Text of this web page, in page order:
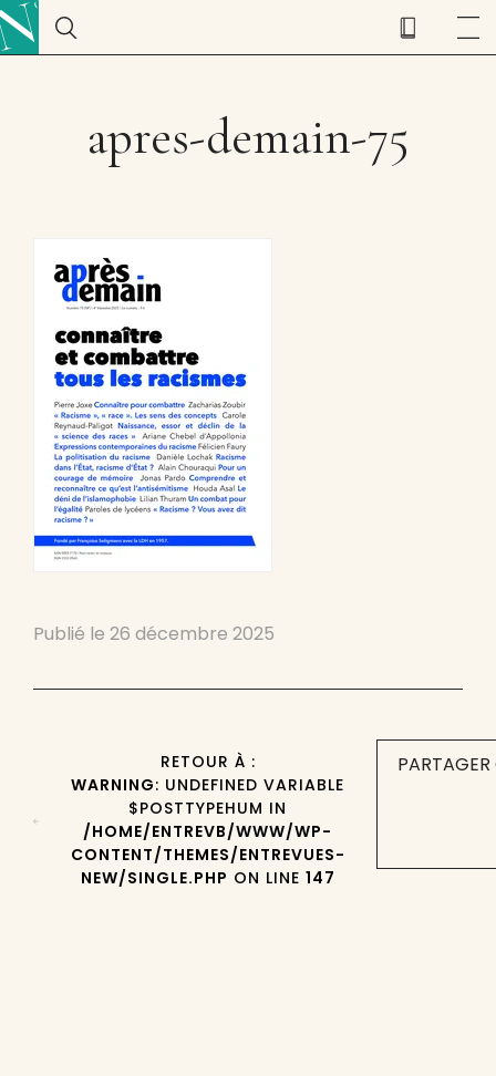
apres-demain-75
Publié le 26 décembre 2025
RETOUR À :
WARNING: UNDEFINED VARIABLE
$POSTTYPEHUM IN
/HOME/ENTREVB/WWW/WP-
CONTENT/THEMES/ENTREVUES-
NEW/SINGLE.PHP ON LINE 147